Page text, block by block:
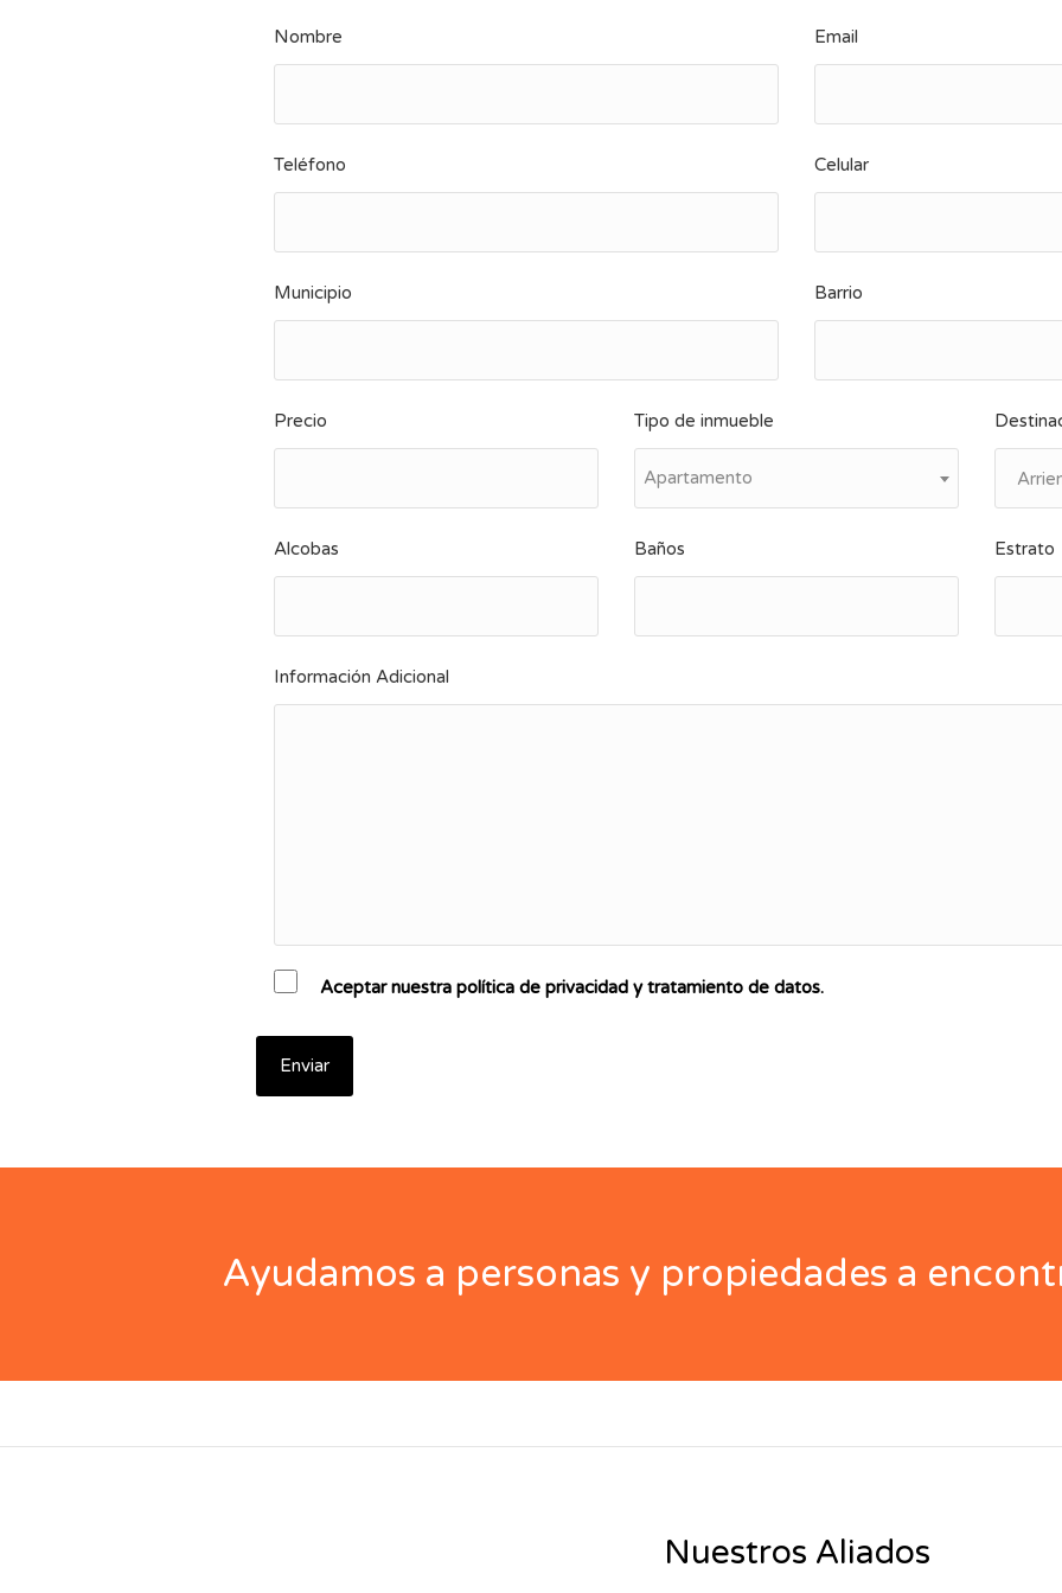
Nombre Email
Teléfono Celular
Municipio Barrio
Precio Tipo de inmueble
Apartamento
Alcobas Baños Estrato
Información Adicional
Aceptar nuestra política de privacidad y tratamiento de datos.
Ayudamos a personas y propiedades a
Nuestros Aliados